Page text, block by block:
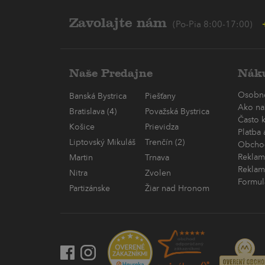
Zavolajte nám (Po-Pia 8:00-17:00)
Naše Predajne
Banská Bystrica
Piešťany
Bratislava (4)
Považská Bystrica
Košice
Prievidza
Liptovský Mikuláš
Trenčín (2)
Martin
Trnava
Nitra
Zvolen
Partizánske
Žiar nad Hronom
Ako
Často
Platba